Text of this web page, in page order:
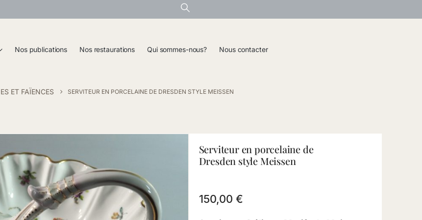
Nos publications Nos restaurations Qui sommes-nous? Nous contacter
ET FAÏENCES SERVITEUR EN PORCELAINE DE DRESDEN STYLE MEISSEN
Serviteur en porcelaine de
Dresden style Meissen
150,00 €